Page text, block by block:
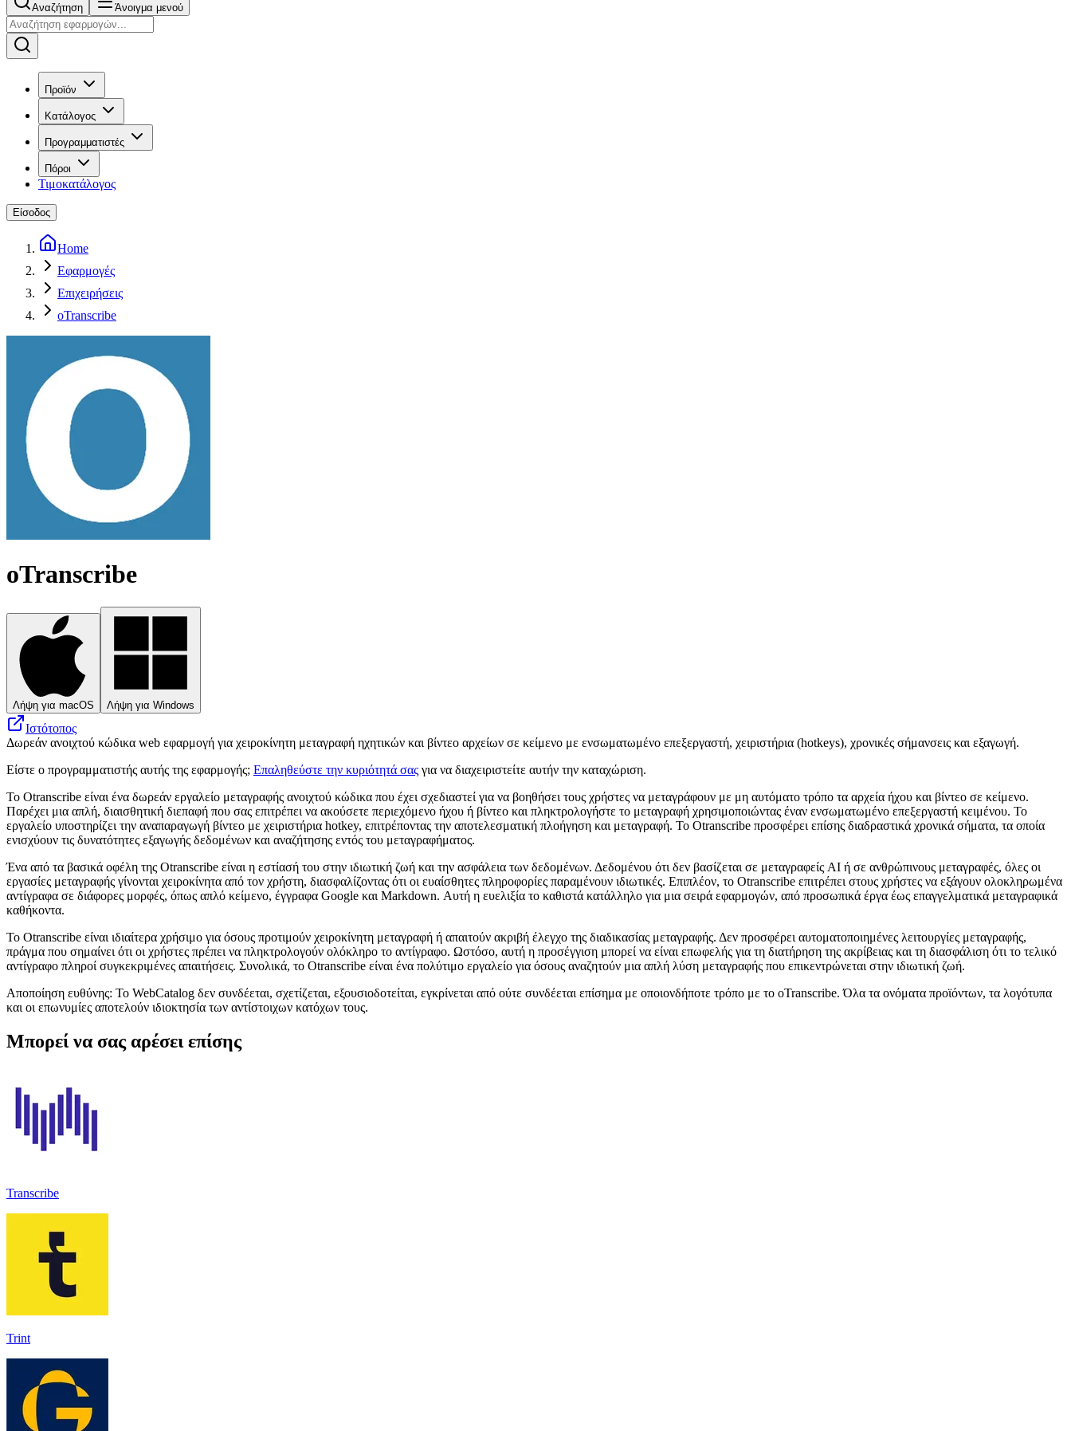
Αναζήτηση Άνοιγμα μενού
Προϊόν
Κατάλογος
Προγραμματιστές
Πόροι
Τιμοκατάλογος
Είσοδος
Home
Εφαρμογές
Επιχειρήσεις
oTranscribe
oTranscribe
Λήψη για macOS Λήψη για Windows
Ιστότοπος
Δωρεάν ανοιχτού κώδικα web εφαρμογή για χειροκίνητη μεταγραφή ηχητικών και βίντεο αρχείων σε κείμενο με ενσωματωμένο επεξεργαστή, χειριστήρια (hotkeys), χρονικές σήμανσεις και εξαγωγή.
Είστε ο προγραμματιστής αυτής της εφαρμογής; Επαληθεύστε την κυριότητά σας για να διαχειριστείτε αυτήν την καταχώριση.
Το Otranscribe είναι ένα δωρεάν εργαλείο μεταγραφής ανοιχτού κώδικα που έχει σχεδιαστεί για να βοηθήσει τους χρήστες να μεταγράφουν με μη αυτόματο τρόπο τα αρχεία ήχου και βίντεο σε κείμενο.
Παρέχει μια απλή, διαισθητική διεπαφή που σας επιτρέπει να ακούσετε περιεχόμενο ήχου ή βίντεο και πληκτρολογήστε το μεταγραφή χρησιμοποιώντας έναν ενσωματωμένο επεξεργαστή κειμένου. Το
εργαλείο υποστηρίζει την αναπαραγωγή βίντεο με χειριστήρια hotkey, επιτρέποντας την αποτελεσματική πλοήγηση και μεταγραφή. Το Otranscribe προσφέρει επίσης διαδραστικά χρονικά σήματα, τα οποία
ενισχύουν τις δυνατότητες εξαγωγής δεδομένων και αναζήτησης εντός του μεταγραφήματος.
Ένα από τα βασικά οφέλη της Otranscribe είναι η εστίασή του στην ιδιωτική ζωή και την ασφάλεια των δεδομένων. Δεδομένου ότι δεν βασίζεται σε μεταγραφείς AI ή σε ανθρώπινους μεταγραφές, όλες οι
εργασίες μεταγραφής γίνονται χειροκίνητα από τον χρήστη, διασφαλίζοντας ότι οι ευαίσθητες πληροφορίες παραμένουν ιδιωτικές. Επιπλέον, το Otranscribe επιτρέπει στους χρήστες να εξάγουν ολοκληρωμένα
αντίγραφα σε διάφορες μορφές, όπως απλό κείμενο, έγγραφα Google και Markdown. Αυτή η ευελιξία το καθιστά κατάλληλο για μια σειρά εφαρμογών, από προσωπικά έργα έως επαγγελματικά μεταγραφικά
καθήκοντα.
Το Otranscribe είναι ιδιαίτερα χρήσιμο για όσους προτιμούν χειροκίνητη μεταγραφή ή απαιτούν ακριβή έλεγχο της διαδικασίας μεταγραφής. Δεν προσφέρει αυτοματοποιημένες λειτουργίες μεταγραφής,
πράγμα που σημαίνει ότι οι χρήστες πρέπει να πληκτρολογούν ολόκληρο το αντίγραφο. Ωστόσο, αυτή η προσέγγιση μπορεί να είναι επωφελής για τη διατήρηση της ακρίβειας και τη διασφάλιση ότι το τελικό
αντίγραφο πληροί συγκεκριμένες απαιτήσεις. Συνολικά, το Otranscribe είναι ένα πολύτιμο εργαλείο για όσους αναζητούν μια απλή λύση μεταγραφής που επικεντρώνεται στην ιδιωτική ζωή.
Αποποίηση ευθύνης: Το WebCatalog δεν συνδέεται, σχετίζεται, εξουσιοδοτείται, εγκρίνεται από ούτε συνδέεται επίσημα με οποιονδήποτε τρόπο με το oTranscribe. Όλα τα ονόματα προϊόντων, τα λογότυπα
και οι επωνυμίες αποτελούν ιδιοκτησία των αντίστοιχων κατόχων τους.
Μπορεί να σας αρέσει επίσης
Transcribe
Trint